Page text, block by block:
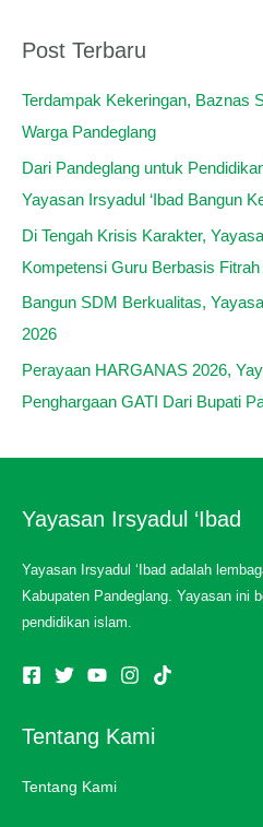
Post Terbaru
Terdampak Kekeringan, Baznas
Warga Pandeglang
Dari Pandeglang untuk
Yayasan Irsyadul ‘Ibad Bangun
Di Tengah Krisis Karakter,
Kompetensi Guru Berbasis Fitrah
Bangun SDM Berkualitas,
2026
Perayaan HARGANAS 2026,
Penghargaan GATI Dari Bupati
Yayasan Irsyadul ‘Ibad
Yayasan Irsyadul ‘Ibad adalah
Kabupaten Pandeglang. Yayasan ini
pendidikan islam.
Tentang Kami
Tentang Kami